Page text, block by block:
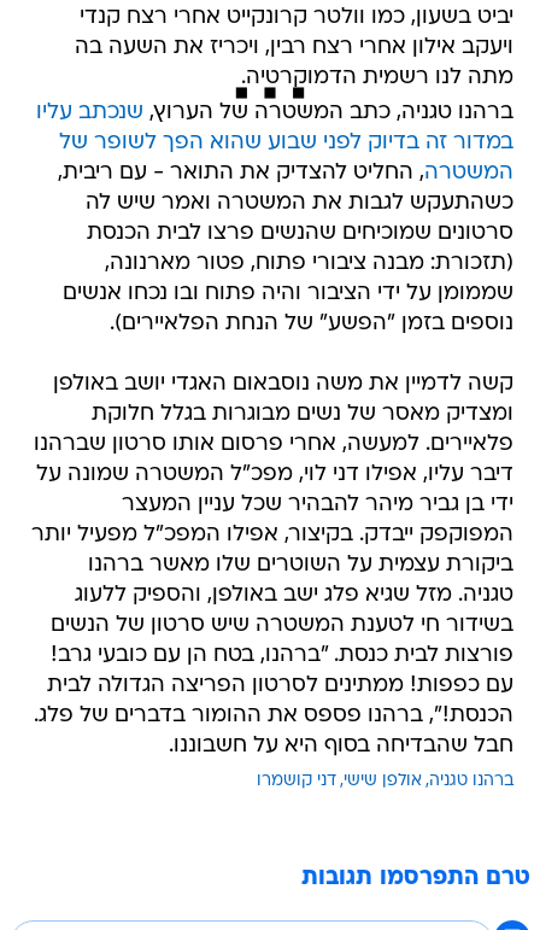
יביט בשעון, כמו וולטר קרונקייט אחרי רצח קנדי
ויעקב אילון אחרי רצח רבין, ויכריז את השעה בה
מתה לנו רשמית הדמוקרטיה.
ברהנו טגניה, כתב המשטרה של הערוץ, שנכתב עליו
במדור זה בדיוק לפני שבוע שהוא הפך לשופר של
המשטרה, החליט להצדיק את התואר - עם ריבית,
כשהתעקש לגבות את המשטרה ואמר שיש לה
סרטונים שמוכיחים שהנשים פרצו לבית הכנסת
(תזכורת: מבנה ציבורי פתוח, פטור מארנונה,
שממומן על ידי הציבור והיה פתוח ובו נכחו אנשים
נוספים בזמן "הפשע" של הנחת הפלאיירים).
קשה לדמיין את משה נוסבאום האגדי יושב באולפן
ומצדיק מאסר של נשים מבוגרות בגלל חלוקת
פלאיירים. למעשה, אחרי פרסום אותו סרטון שברהנו
דיבר עליו, אפילו דני לוי, מפכ"ל המשטרה שמונה על
ידי בן גביר מיהר להבהיר שכל עניין המעצר
המפוקפק ייבדק. בקיצור, אפילו המפכ"ל מפעיל יותר
ביקורת עצמית על השוטרים שלו מאשר ברהנו
טגניה. מזל שגיא פלג ישב באולפן, והספיק ללעוג
בשידור חי לטענת המשטרה שיש סרטון של הנשים
פורצות לבית כנסת. "ברהנו, בטח הן עם כובעי גרב!
עם כפפות! ממתינים לסרטון הפריצה הגדולה לבית
הכנסת!", ברהנו פספס את ההומור בדברים של פלג.
חבל שהבדיחה בסוף היא על חשבוננו.
ברהנו טגניה אולפן שישי דני קושמרו
טרם התפרסמו תגובות